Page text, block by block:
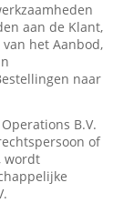
aan de Klant,
het Aanbod,
naar
B.V.
of
wordt